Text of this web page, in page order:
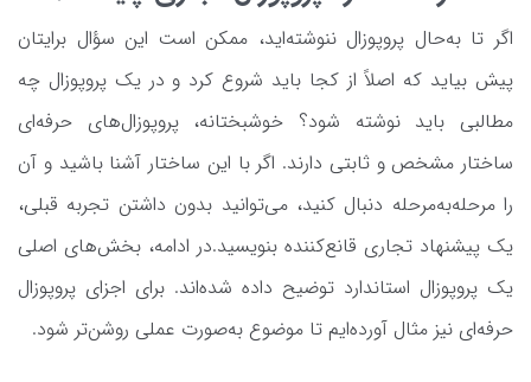
اگر تا به‌حال پروپوزال ننوشته‌اید، ممکن است این سؤال برایتان
پیش بیاید که اصلاً از کجا باید شروع کرد و در یک پروپوزال چه
مطالبی باید نوشته شود؟ خوشبختانه، پروپوزال‌های حرفه‌ای
ساختار مشخص و ثابتی دارند. اگر با این ساختار آشنا باشید و آن
را مرحله‌به‌مرحله دنبال کنید، می‌توانید بدون داشتن تجربه قبلی،
یک پیشنهاد تجاری قانع‌کننده بنویسید.در ادامه، بخش‌های اصلی
یک پروپوزال استاندارد توضیح داده شده‌اند. برای اجزای پروپوزال
حرفه‌ای نیز مثال آورده‌ایم تا موضوع به‌صورت عملی روشن‌تر شود.